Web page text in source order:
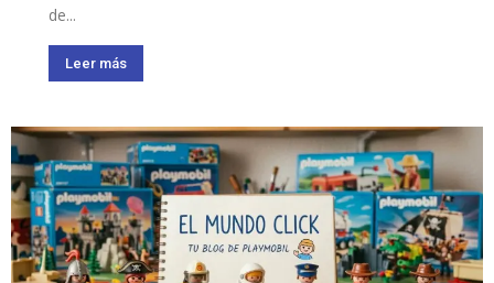
de...
Leer más